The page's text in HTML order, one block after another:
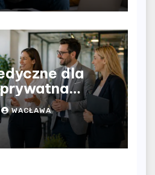
dla
jakość
w
WACŁAWA